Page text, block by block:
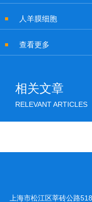
人羊膜细胞
查看更多
相关文章
RELEVANT ARTICLES
上海市松江区莘砖公路